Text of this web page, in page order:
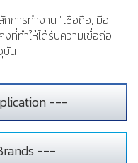
การทำงาน "เชื่อถือ, มือ
ที่ทำให้ได้รับความเชื่อถือ
บัน
---
---